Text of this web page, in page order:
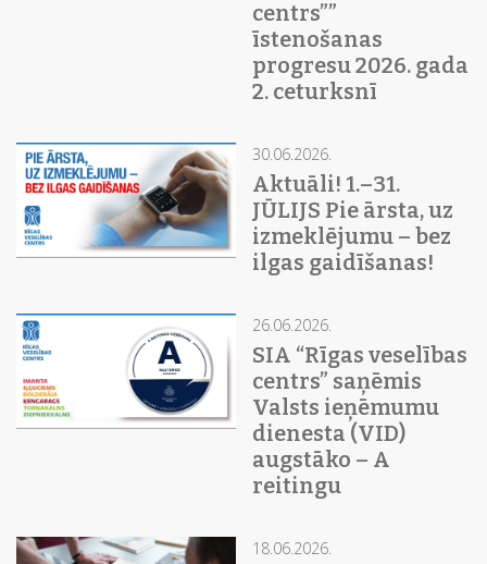
centrs””
īstenošanas
progresu 2026. gada
2. ceturksnī
30.06.2026.
Aktuāli! 1.–31.
JŪLIJS Pie ārsta, uz
izmeklējumu – bez
ilgas gaidīšanas!
26.06.2026.
SIA “Rīgas veselības
centrs” saņēmis
Valsts ieņēmumu
dienesta (VID)
augstāko – A
reitingu
18.06.2026.